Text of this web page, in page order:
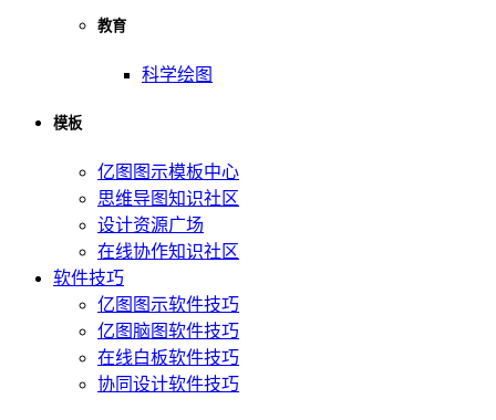
教育
科学绘图
模板
亿图图示模板中心
思维导图知识社区
设计资源广场
在线协作知识社区
软件技巧
亿图图示软件技巧
亿图脑图软件技巧
在线白板软件技巧
协同设计软件技巧